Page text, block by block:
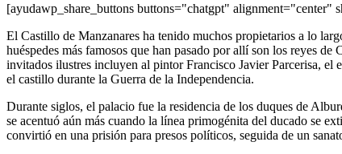
[ayudawp_share_buttons buttons="chatgpt"
El Castillo de Manzanares ha tenido muchos propietarios a lo
huéspedes más famosos que han pasado por allí son los reyes
invitados ilustres incluyen al pintor Francisco Javier Parcerisa,
el castillo durante la Guerra de la Independencia.
Durante siglos, el palacio fue la residencia de los duques de
se acentuó aún más cuando la línea primogénita del ducado se
convirtió en una prisión para presos políticos, seguida de un